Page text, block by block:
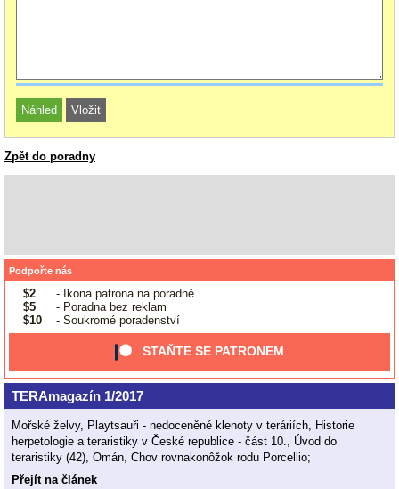
Zpět do poradny
Podpořte nás
$2
- Ikona patrona na poradně
$5
- Poradna bez reklam
$10
- Soukromé poradenství
STAŇTE SE PATRONEM
TERAmagazín 1/2017
Mořské želvy, Playtsauři - nedoceněné klenoty v teráriích, Historie
herpetologie a teraristiky v České republice - část 10., Úvod do
teraristiky (42), Omán, Chov rovnakonôžok rodu Porcellio;
Přejít na článek